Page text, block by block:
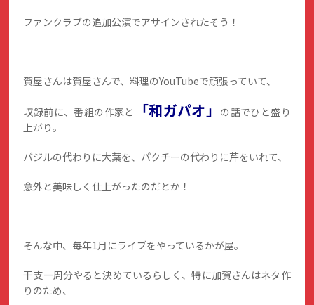
ファンクラブの追加公演でアサインされたそう！
賀屋さんは賀屋さんで、料理のYouTubeで頑張っていて、
収録前に、番組の作家と 「和ガパオ」
の話でひと盛り
上がり。
バジルの代わりに大葉を、パクチーの代わりに芹をいれて、
意外と美味しく仕上がったのだとか！
そんな中、毎年1月にライブをやっているかが屋。
干支一周分やると決めているらしく、特に加賀さんはネタ作
りのため、